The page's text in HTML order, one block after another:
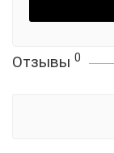
Отзывы 0